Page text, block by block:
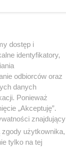
dostęp i
identyfikatory,
odbiorców oraz
danych
Ponieważ
„Akceptuję”.
znajdujący
użytkownika,
tylko na tej